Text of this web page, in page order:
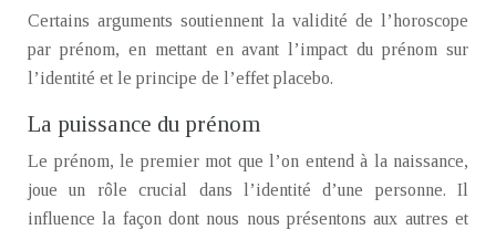
Certains arguments soutiennent la validité de l’horoscope
par prénom, en mettant en avant l’impact du prénom sur
l’identité et le principe de l’effet placebo.
La puissance du prénom
Le prénom, le premier mot que l’on entend à la naissance,
joue un rôle crucial dans l’identité d’une personne. Il
influence la façon dont nous nous présentons aux autres et